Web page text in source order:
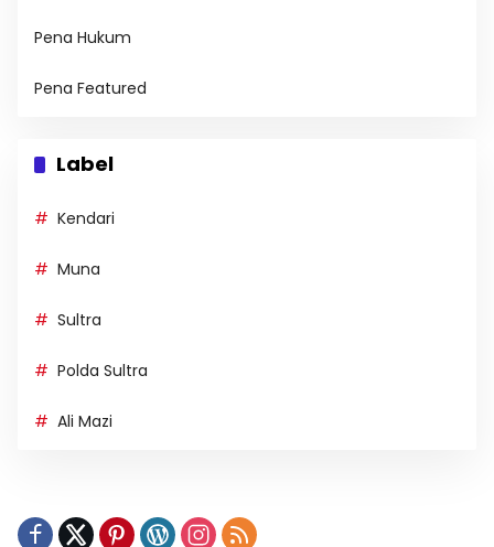
Pena Hukum
Pena Featured
Label
Kendari
Muna
Sultra
Polda Sultra
Ali Mazi